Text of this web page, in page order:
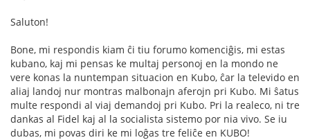
Saluton!
Bone, mi respondis kiam ĉi tiu forumo komenciĝis, mi estas
kubano, kaj mi pensas ke multaj personoj en la mondo ne
vere konas la nuntempan situacion en Kubo, ĉar la televido en
aliaj landoj nur montras malbonajn aferojn pri Kubo. Mi ŝatus
multe respondi al viaj demandoj pri Kubo. Pri la realeco, ni tre
dankas al Fidel kaj al la socialista sistemo por nia vivo. Se iu
dubas, mi povas diri ke mi loĝas tre feliĉe en KUBO!